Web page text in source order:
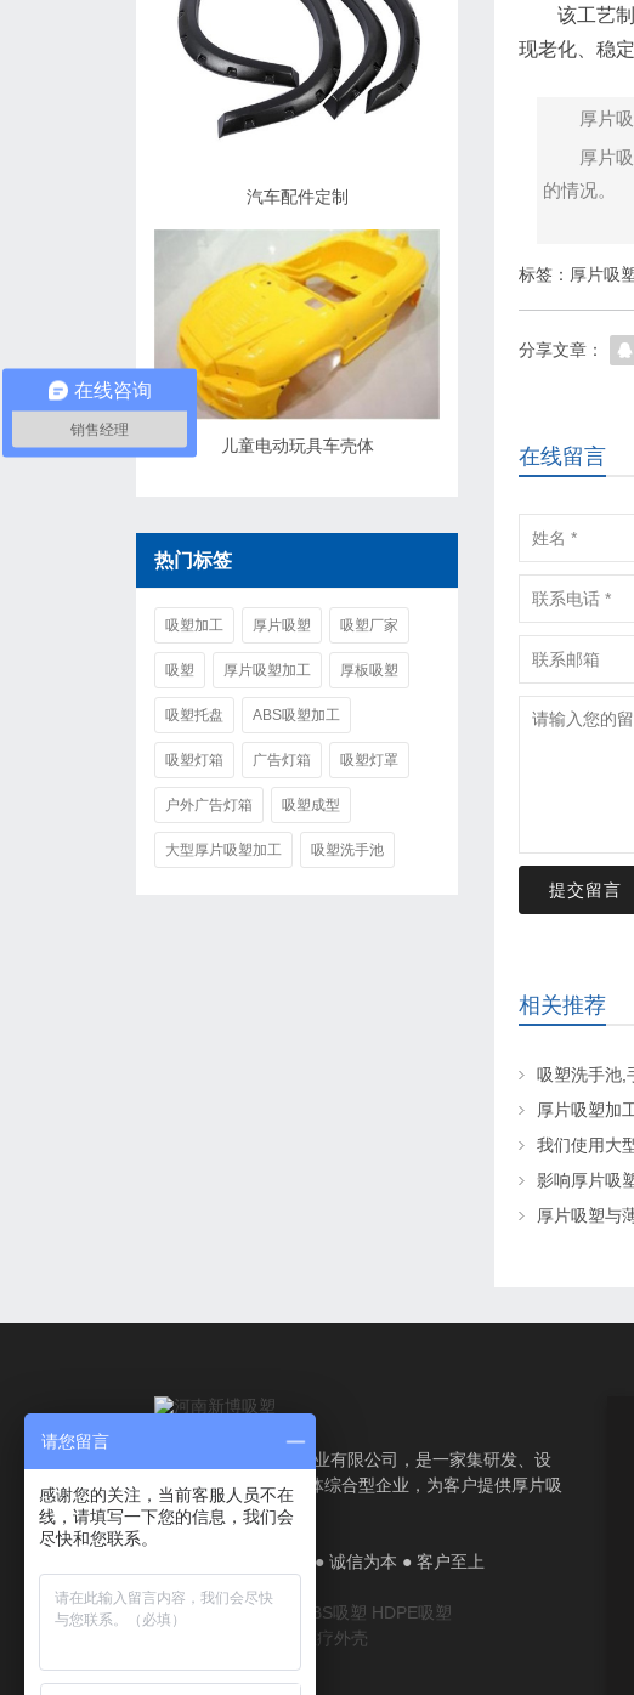
该工艺制
现老化、稳定
厚片
厚片
的情况。
标签： 厚片吸
分享文章：
在线留言
提交留言
相关推荐
吸塑洗手池,
厚片吸塑加
我们使用大
影响厚片吸
厚片吸塑与
汽车配件定制
儿童电动玩具车壳体
热门标签
吸塑加工 厚片吸塑 吸塑厂家
吸塑 厚片吸塑加工 厚板吸塑
吸塑托盘 ABS吸塑加工
吸塑灯箱 广告灯箱 吸塑灯罩
户外广告灯箱 吸塑成型
大型厚片吸塑加工 吸塑洗手池
吸塑厂家-河南新博塑业有限公司，是一家集研发、设
计、生产、服务为一体综合型企业，为客户提供厚片吸
塑加工解决方案。
厂家直销 ● 质量认证 ● 诚信为本 ● 客户至上
厚片吸塑 ABS吸塑 HDPE吸塑
医疗外壳
在线咨询
销售经理
请您留言
感谢您的关注，当前客服人员不在
线，请填写一下您的信息，我们会
尽快和您联系。